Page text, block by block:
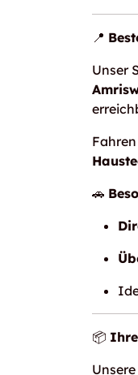
📍
Unser
🚗
📦